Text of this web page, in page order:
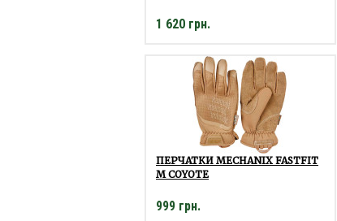
1 620 грн.
ПЕРЧАТКИ MECHANIX FASTFIT
M COYOTE
999 грн.